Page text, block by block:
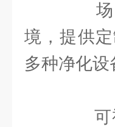
场景
境，提供
多种净化设
可视